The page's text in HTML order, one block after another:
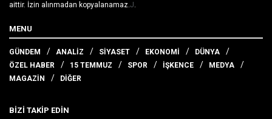
aittir. İzin alınmadan kopyalanamaz.J.
MENU
GÜNDEM ANALİZ SİYASET EKONOMİ
DÜNYA
ÖZEL HABER
15 TEMMUZ SPOR İŞKENCE
MEDYA
MAGAZİN
DİĞER
BİZİ TAKİP EDİN